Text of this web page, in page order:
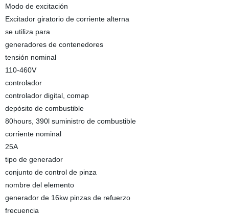
Modo de excitación
Excitador giratorio de corriente alterna
se utiliza para
generadores de contenedores
tensión nominal
110-460V
controlador
controlador digital, comap
depósito de combustible
80hours, 390l suministro de combustible
corriente nominal
25A
tipo de generador
conjunto de control de pinza
nombre del elemento
generador de 16kw pinzas de refuerzo
frecuencia